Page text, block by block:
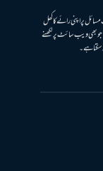
پر اپنی رائے کا کھل
بھی ویب سائٹ پر لکھنے
ہے۔